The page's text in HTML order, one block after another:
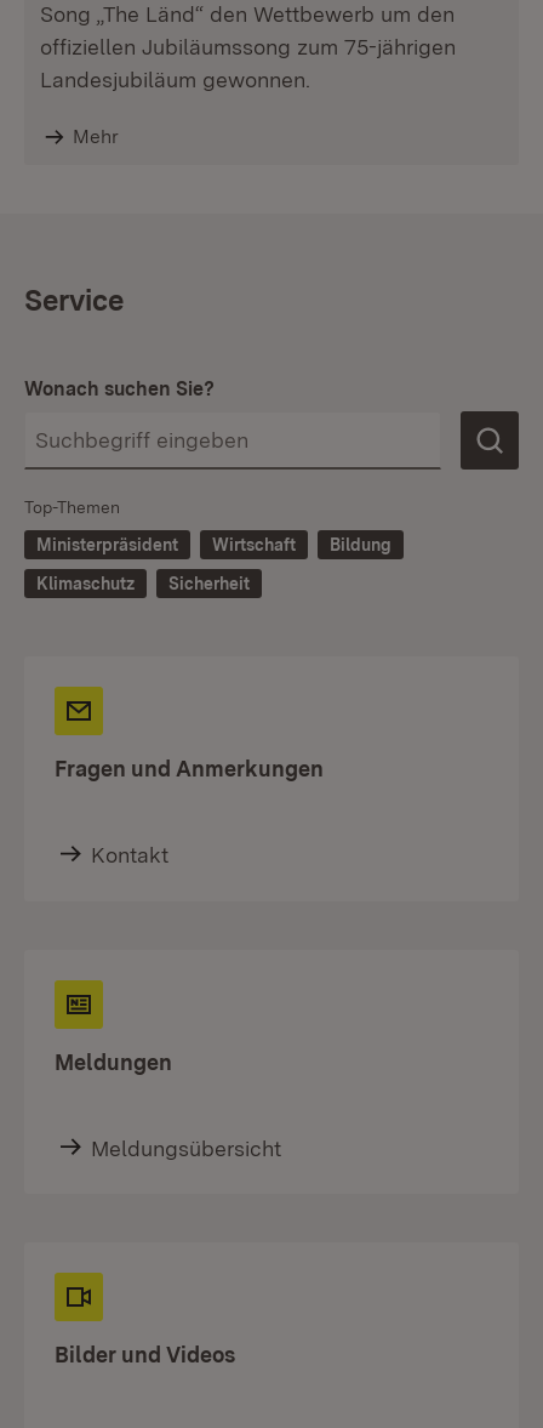
Song „The Länd“ den Wettbewerb um den
offiziellen Jubiläumssong zum 75-jährigen
Landesjubiläum gewonnen.
Mehr
Service
Wonach suchen Sie?
Top-Themen
Ministerpräsident
Wirtschaft
Bildung
Klimaschutz
Sicherheit
Fragen und Anmerkungen
Kontakt
Meldungen
Meldungsübersicht
Bilder und Videos